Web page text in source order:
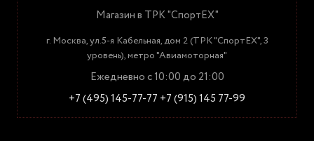
Магазин в ТРК "СпортЕХ"
г. Москва, ул.5-я Кабельная, дом 2 (ТРК "СпортЕХ", 3
уровень), метро "Авиамоторная"
Ежедневно с 10:00 до 21:00
+7 (495) 145-77-77 +7 (915) 145 77-99